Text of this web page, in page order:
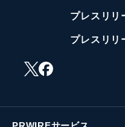
プレスリリ
プレスリリ